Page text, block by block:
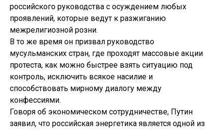
российского руководства с осуждением любых
проявлений, которые ведут к разжиганию
межрелигиозной розни.
В то же время он призвал руководство
мусульманских стран, где проходят массовые акции
протеста, как можно быстрее взять ситуацию под
контроль, исключить всякое насилие и
способствовать мирному диалогу между
конфессиями.
Говоря об экономическом сотрудничестве, Путин
заявил, что российская энергетика является одной из